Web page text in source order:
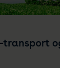
transport